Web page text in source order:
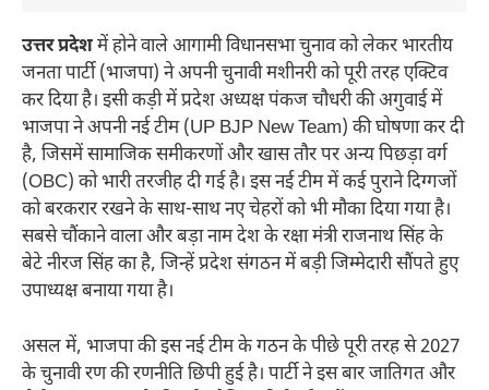
उत्तर प्रदेशमें होने वाले आगामी विधानसभा चुनाव को लेकर भारतीय
जनता पार्टी (भाजपा) ने अपनी चुनावी मशीनरी को पूरी तरह एक्टिव
कर दिया है। इसी कड़ी में प्रदेश अध्यक्ष पंकज चौधरी की अगुवाई में
भाजपा ने अपनी नई टीम (UP BJP New Team) की घोषणा कर दी
है, जिसमें सामाजिक समीकरणों और खास तौर पर अन्य पिछड़ा वर्ग
(OBC) को भारी तरजीह दी गई है। इस नई टीम में कई पुराने दिग्गजों
को बरकरार रखने के साथ-साथ नए चेहरों को भी मौका दिया गया है।
सबसे चौंकाने वाला और बड़ा नाम देश के रक्षा मंत्री राजनाथ सिंह के
बेटे नीरज सिंह का है, जिन्हें प्रदेश संगठन में बड़ी जिम्मेदारी सौंपते हुए
उपाध्यक्ष बनाया गया है।
असल में, भाजपा की इस नई टीम के गठन के पीछे पूरी तरह से 2027
के चुनावी रण की रणनीति छिपी हुई है। पार्टी ने इस बार जातिगत और